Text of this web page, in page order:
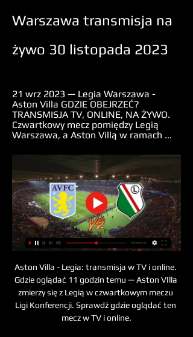
Warszawa transmisja na
żywo 30 listopada 2023
21 wrz 2023 — Legia Warszawa -
Aston Villa GDZIE OBEJRZEĆ?
TRANSMISJA TV, ONLINE, NA ŻYWO.
Czwartkowy mecz pomiędzy Legią
Warszawa, a Aston Villą w ramach ...
Aston Villa - Legia: transmisja w TV i online.
Gdzie oglądać 11 godzin temu — Aston VIlla
zmierzy się z Legią w czwartkowym meczu
Ligi Konferencji. Sprawdź gdzie oglądać ten
mecz w TV i online.